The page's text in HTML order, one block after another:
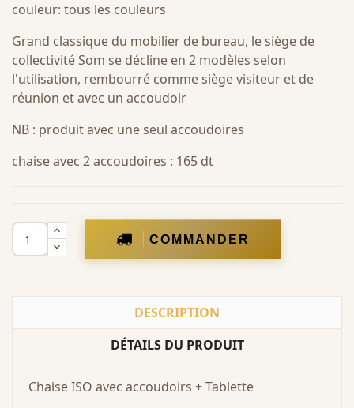
couleur: tous les couleurs
Grand classique du mobilier de bureau, le siège de
collectivité Som se décline en 2 modèles selon
l'utilisation, rembourré comme siège visiteur et de
réunion et avec un accoudoir
NB : produit avec une seul accoudoires
chaise avec 2 accoudoires : 165 dt
COMMANDER
DESCRIPTION
DÉTAILS DU PRODUIT
Chaise ISO avec accoudoirs + Tablette